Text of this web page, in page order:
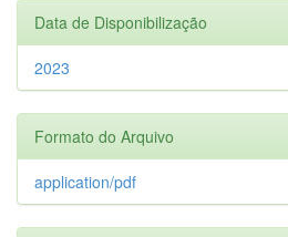
Data de Disponibilização
2023
Formato do Arquivo
application/pdf